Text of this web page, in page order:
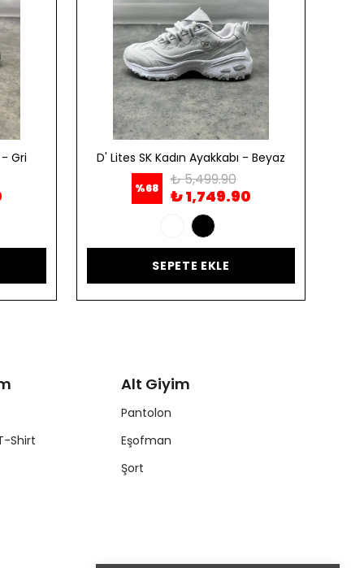
- Gri D' Lites SK Kadın Ayakkabı - Beyaz
%68 ₺ 5,499.90
₺ 1,749.90
SEPETE EKLE
Shirt
Alt Giyim
Pantolon
Eşofman
Şort